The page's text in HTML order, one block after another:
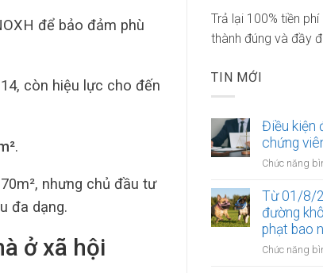
để bảo đảm phù
còn hiệu lực cho đến
.
nhưng chủ đầu tư
đa dạng.
ở xã hội
Trả lại 100% tiền
thành đúng và đầy
TIN MỚI
Điều kiện
chứng
Chức năng
Từ 01/8/
đường
phạt bao
Chức năng